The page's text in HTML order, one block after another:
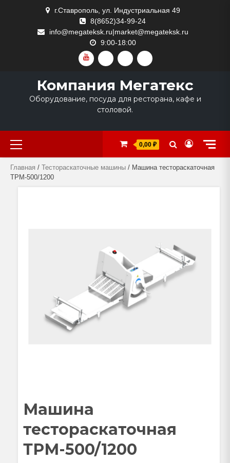
г.Ставрополь, ул. Индустриальная 49
8(8652)34-99-24
info@megateksk.ru|market@megateksk.ru
9:00-18:00
YOUTUBEVKVIDEORUTUBEDZEN
Компания Мегатекс
Оборудование, посуда для ресторана, кафе и
столовой.
Primary
Menu
0,00 ₽
Главная / Тестораскаточные машины / Машина тестораскаточная
ТРМ-500/1200
Машина
тестораскаточная
ТРМ-500/1200